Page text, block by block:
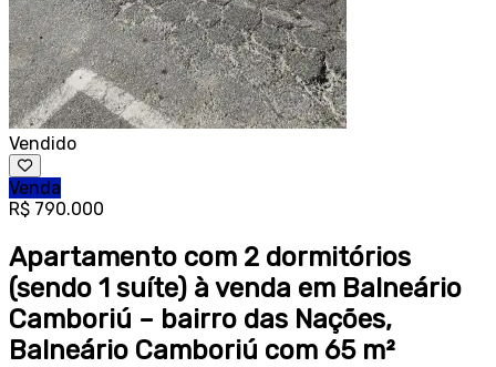
Vendido
Venda
R$ 790.000
Apartamento com 2 dormitórios
(sendo 1 suíte) à venda em Balneário
Camboriú – bairro das Nações,
Balneário Camboriú com 65 m²